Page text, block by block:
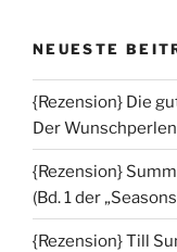
NEUESTE
{Rezension} Die
Der
{Rezension}
(Bd. 1 der
{Rezension} Till